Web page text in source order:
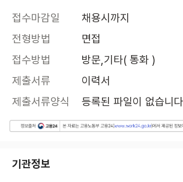
접수마감일
채용시까지
전형방법
면접
접수방법
방문,기타( 통화 )
제출서류
이력서
제출서류양식
등록된 파일이 없습니
기관정보